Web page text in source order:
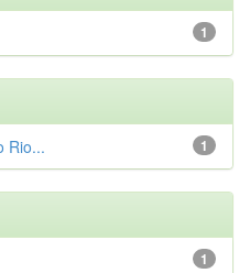
1
1
Rio...
1